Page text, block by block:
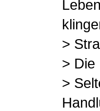
>
> Die
>